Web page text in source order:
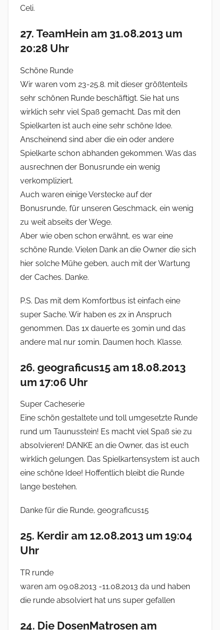
Celi.
27. TeamHein am 31.08.2013 um
20:28 Uhr
Schöne Runde
Wir waren vom 23-25.8. mit dieser größtenteils
sehr schönen Runde beschäftigt. Sie hat uns
wirklich sehr viel Spaß gemacht. Das mit den
Spielkarten ist auch eine sehr schöne Idee.
Anscheinend sind aber die ein oder andere
Spielkarte schon abhanden gekommen. Was das
ausrechnen der Bonusrunde ein wenig
verkompliziert.
Auch waren einige Verstecke auf der
Bonusrunde, für unseren Geschmack, ein wenig
zu weit abseits der Wege.
Aber wie oben schon erwähnt, es war eine
schöne Runde. Vielen Dank an die Owner die sich
hier solche Mühe geben, auch mit der Wartung
der Caches. Danke.
P.S. Das mit dem Komfortbus ist einfach eine
super Sache. Wir haben es 2x in Anspruch
genommen. Das 1x dauerte es 30min und das
andere mal nur 10min. Daumen hoch. Klasse.
26. geograficus15 am 18.08.2013
um 17:06 Uhr
Super Cacheserie
Eine schön gestaltete und toll umgesetzte Runde
rund um Taunusstein! Es macht viel Spaß sie zu
absolvieren! DANKE an die Owner, das ist euch
wirklich gelungen. Das Spielkartensystem ist auch
eine schöne Idee! Hoffentlich bleibt die Runde
lange bestehen.
Danke für die Runde, geograficus15
25. Kerdir am 12.08.2013 um 19:04
Uhr
TR runde
waren am 09.08.2013 -11.08.2013 da und haben
die runde absolviert hat uns super gefallen
24. Die DosenMatrosen am